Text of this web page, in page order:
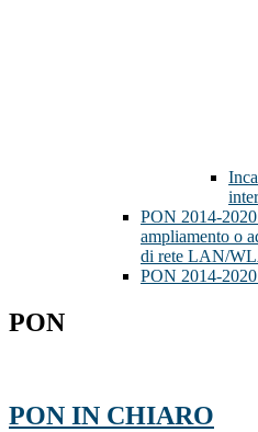
PON 2014-
ampliamento o
di rete LAN/
PON 2014-
PON
PON IN CHIARO